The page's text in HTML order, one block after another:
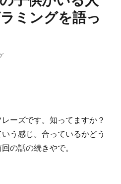
ミングを語っ
ーズです。知ってますか？
う感じ。合っているかどう
の話の続きやで。